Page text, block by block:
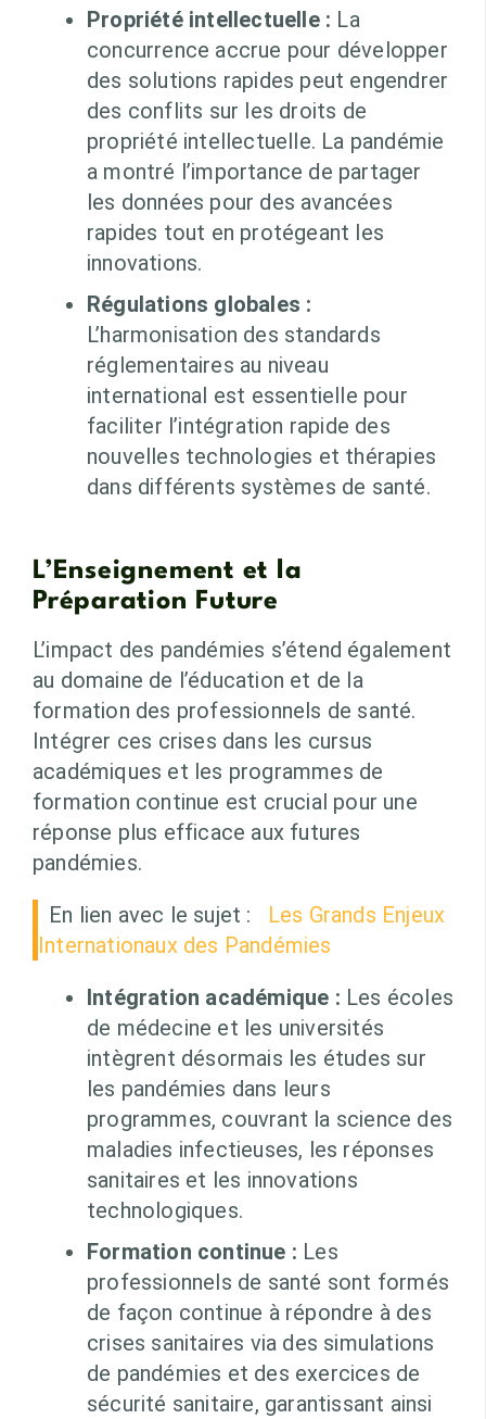
Propriété intellectuelle : La
concurrence accrue pour développer
des solutions rapides peut engendrer
des conflits sur les droits de
propriété intellectuelle. La pandémie
a montré l’importance de partager
les données pour des avancées
rapides tout en protégeant les
innovations.
Régulations globales :
L’harmonisation des standards
réglementaires au niveau
international est essentielle pour
faciliter l’intégration rapide des
nouvelles technologies et thérapies
dans différents systèmes de santé.
L’Enseignement et la
Préparation Future
L’impact des pandémies s’étend également
au domaine de l’éducation et de la
formation des professionnels de santé.
Intégrer ces crises dans les cursus
académiques et les programmes de
formation continue est crucial pour une
réponse plus efficace aux futures
pandémies.
En lien avec le sujet :
Les Grands Enjeux
Internationaux des Pandémies
Intégration académique : Les écoles
de médecine et les universités
intègrent désormais les études sur
les pandémies dans leurs
programmes, couvrant la science des
maladies infectieuses, les réponses
sanitaires et les innovations
technologiques.
Formation continue : Les
professionnels de santé sont formés
de façon continue à répondre à des
crises sanitaires via des simulations
de pandémies et des exercices de
sécurité sanitaire, garantissant ainsi